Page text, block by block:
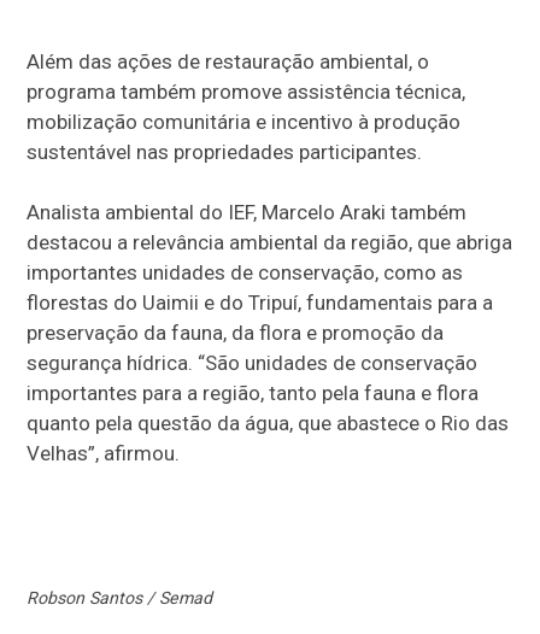
Além das ações de restauração ambiental, o
programa também promove assistência técnica,
mobilização comunitária e incentivo à produção
sustentável nas propriedades participantes.
Analista ambiental do IEF, Marcelo Araki também
destacou a relevância ambiental da região, que abriga
importantes unidades de conservação, como as
florestas do Uaimii e do Tripuí, fundamentais para a
preservação da fauna, da flora e promoção da
segurança hídrica. “São unidades de conservação
importantes para a região, tanto pela fauna e flora
quanto pela questão da água, que abastece o Rio das
Velhas”, afirmou.
Robson Santos / Semad